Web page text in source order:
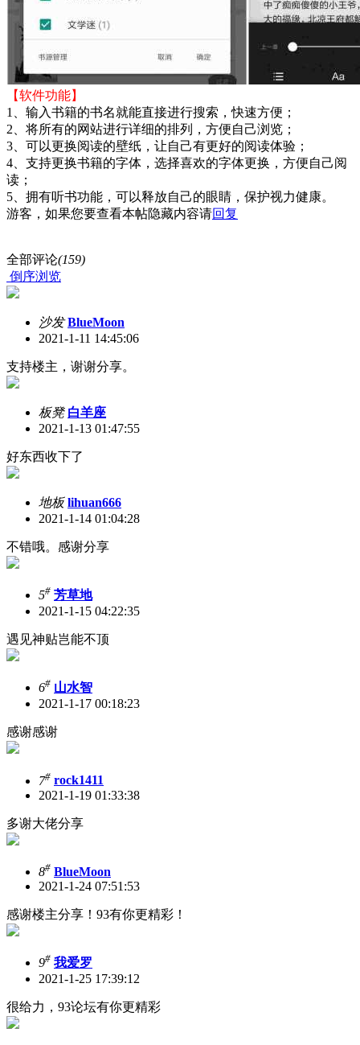
【软件功能】
1、输入书籍的书名就能直接进行搜索，快速方便；
2、将所有的网站进行详细的排列，方便自己浏览；
3、可以更换阅读的壁纸，让自己有更好的阅读体验；
4、支持更换书籍的字体，选择喜欢的字体更换，方便自己阅
读；
5、拥有听书功能，可以释放自己的眼睛，保护视力健康。
游客，如果您要查看本帖隐藏内容请回复
全部评论(159)
倒序浏览
沙发 BlueMoon
2021-1-11 14:45:06
支持楼主，谢谢分享。
板凳 白羊座
2021-1-13 01:47:55
好东西收下了
地板 lihuan666
2021-1-14 01:04:28
不错哦。感谢分享
5# 芳草地
2021-1-15 04:22:35
遇见神贴岂能不顶
6# 山水智
2021-1-17 00:18:23
感谢感谢
7# rock1411
2021-1-19 01:33:38
多谢大佬分享
8# BlueMoon
2021-1-24 07:51:53
感谢楼主分享！93有你更精彩！
9# 我爱罗
2021-1-25 17:39:12
很给力，93论坛有你更精彩